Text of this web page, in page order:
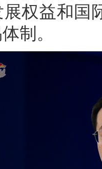
权益和国
制。